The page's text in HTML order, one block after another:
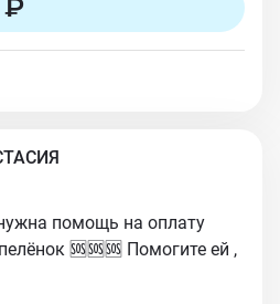
₽
помощь на оплату
🆘🆘🆘 Помогите ей ,